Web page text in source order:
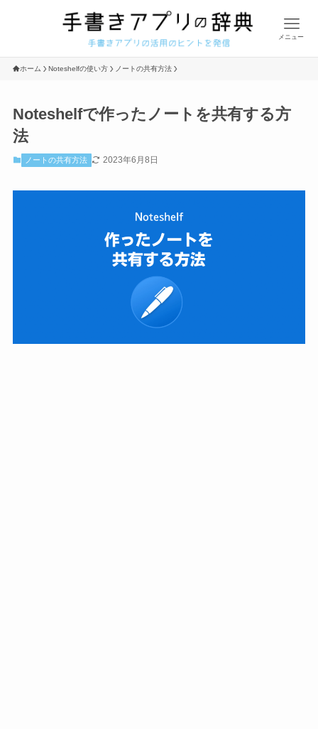
メニュー
ホーム Noteshelfの使い方 ノートの共有方法
Noteshelfで作ったノートを共有する方
法
ノートの共有方法 2023年6月8日